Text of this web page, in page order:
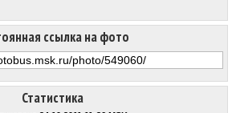
Статистика
ссылка на фото